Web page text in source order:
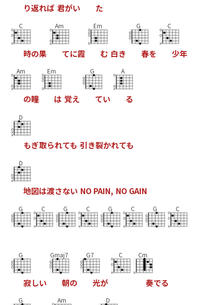
り返れば 君がい た
C
時の果
Am
てに霞
Em
む 白き
G
春を
C
少年
Am
の瞳
Em
は 覚え
G
てい
A
る
D
もぎ取られても 引き裂かれても
D
地図は渡さない NO PAIN, NO GAIN
G C G C G C G C
G
寂しい
Gmaj7
朝の
G7
光が
C Cm
奏でる
G Am D